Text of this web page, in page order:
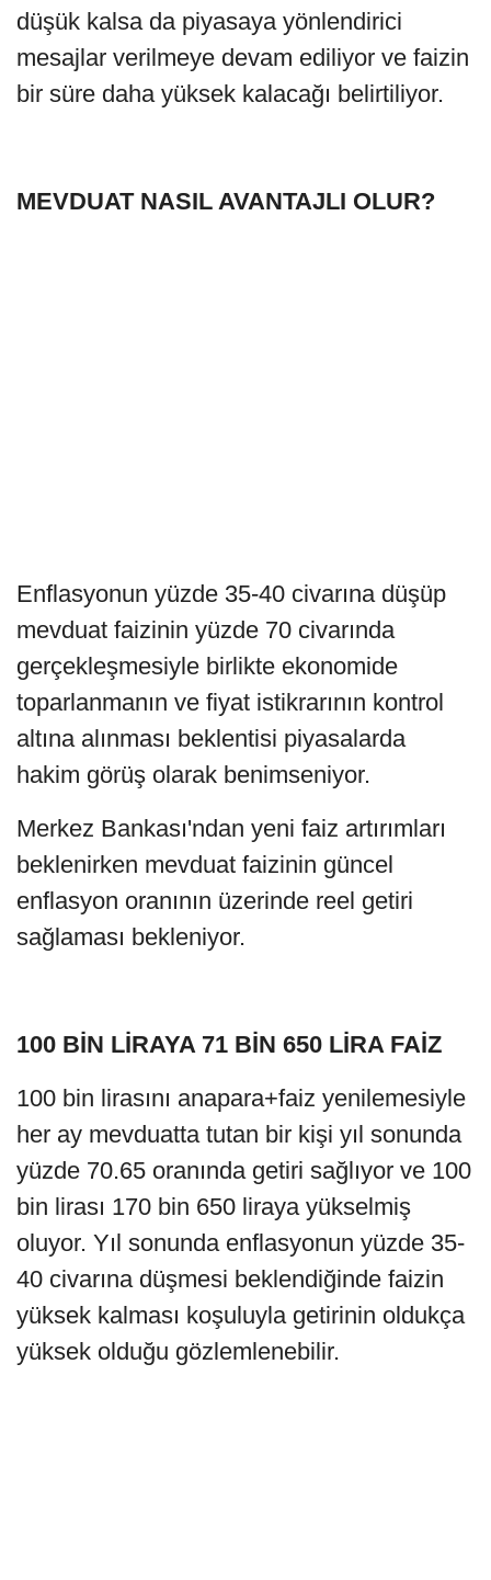
düşük kalsa da piyasaya yönlendirici
mesajlar verilmeye devam ediliyor ve faizin
bir süre daha yüksek kalacağı belirtiliyor.
MEVDUAT NASIL AVANTAJLI OLUR?
Enflasyonun yüzde 35-40 civarına düşüp
mevduat faizinin yüzde 70 civarında
gerçekleşmesiyle birlikte ekonomide
toparlanmanın ve fiyat istikrarının kontrol
altına alınması beklentisi piyasalarda
hakim görüş olarak benimseniyor.
Merkez Bankası'ndan yeni faiz artırımları
beklenirken mevduat faizinin güncel
enflasyon oranının üzerinde reel getiri
sağlaması bekleniyor.
100 BİN LİRAYA 71 BİN 650 LİRA FAİZ
100 bin lirasını anapara+faiz yenilemesiyle
her ay mevduatta tutan bir kişi yıl sonunda
yüzde 70.65 oranında getiri sağlıyor ve 100
bin lirası 170 bin 650 liraya yükselmiş
oluyor. Yıl sonunda enflasyonun yüzde 35-
40 civarına düşmesi beklendiğinde faizin
yüksek kalması koşuluyla getirinin oldukça
yüksek olduğu gözlemlenebilir.